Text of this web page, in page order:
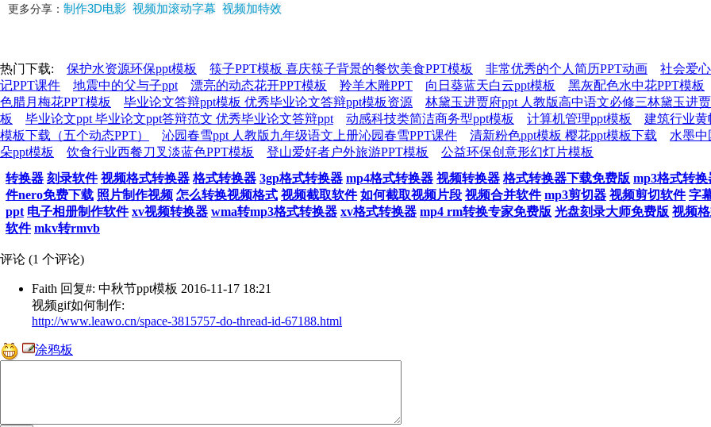
更多分享： 制作3D电影 视频加滚动字幕 视频加特效
热门下载: 保护水资源环保ppt模板 筷子PPT模板 喜庆筷子背景的餐饮美食PPT模板 非常优秀的个人简历PPT动画 社会爱
记PPT课件
地震中的父与子ppt 漂亮的动态花开PPT模板 羚羊木雕PPT 向日葵蓝天白云ppt模板 黑灰配色水中花PPT模板
色腊月梅花PPT模板
毕业论文答辩ppt模板 优秀毕业论文答辩ppt模板资源 林黛玉进贾府ppt 人教版高中语文必修三林黛玉进
板
毕业论文ppt 毕业论文ppt答辩范文 优秀毕业论文答辩ppt 动感科技类简洁商务型ppt模板 计算机管理ppt模板 建筑行业黄
模板下载（五个动态PPT）
沁园春雪ppt 人教版九年级语文上册沁园春雪PPT课件 清新粉色ppt模板 樱花ppt模板下载 水墨
朵ppt模板
饮食行业西餐刀叉淡蓝色PPT模板 登山爱好者户外旅游PPT模板
公益环保创意形幻灯片模板
转换器 刻录软件 视频格式转换器 格式转换器 3gp格式转换器 mp4格式转换器 视频转换器 格式转换器下载免费版 mp3格式转换
件nero免费下载 照片制作视频 怎么转换视频格式 视频截取软件 如何截取视频片段 视频合并软件 mp3剪切器 视频剪切软件 字
ppt 电子相册制作软件 xv视频转换器 wma转mp3格式转换器 xv格式转换器 mp4 rm转换专家免费版 光盘刻录大师免费版 视频
软件 mkv转rmvb
评论 (1 个评论)
Faith 回复#: 中秋节ppt模板 2016-11-17 18:21
视频gif如何制作:
http://www.leawo.cn/space-3815757-do-thread-id-67188.html
涂鸦板